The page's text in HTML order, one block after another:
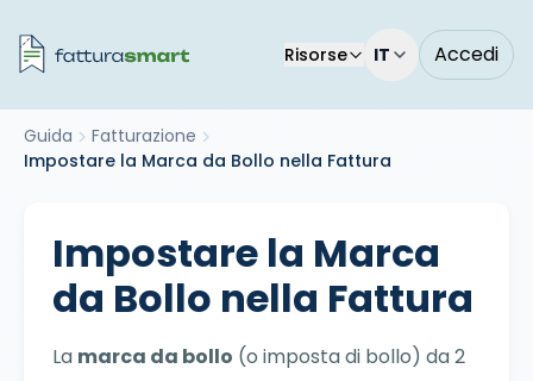
Risorse IT Accedi
Guida
Fatturazione
Impostare la Marca da Bollo nella Fattura
Impostare la Marca
da Bollo nella Fattura
La marca da bollo (o imposta di bollo) da 2